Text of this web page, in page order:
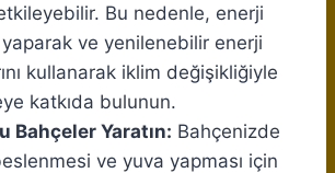
Bu nedenle, enerji
ve yenilenebilir enerji
kullanarak iklim değişikliğiyle
katkıda bulunun.
Bahçeler Yaratın: Bahçenizde
ve yuva yapması için